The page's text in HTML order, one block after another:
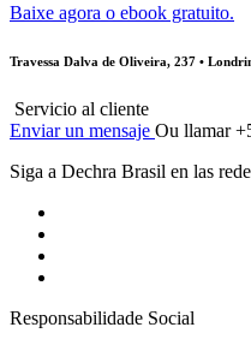
Baixe agora o ebook gratuito.
Travessa Dalva de Oliveira, 237 •
Servicio al cliente
Enviar un mensaje Ou llamar
Siga a Dechra Brasil en las
Responsabilidade Social